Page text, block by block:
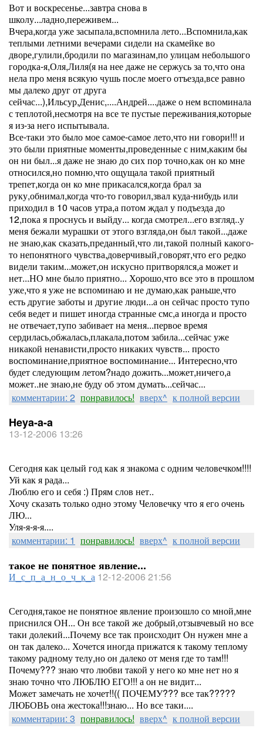
Вот и воскресенье...завтра снова в
школу...ладно,переживем...
Вчера,когда уже засыпала,вспомнила лето...Вспомнила,как
теплыми летними вечерами сидели на скамейке во
дворе,гулили,бродили по магазинам,по улицам небольшого
городка-я,Оля,Лиля(я на нее даже не сержусь за то,что она
нела про меня всякую чушь после моего отъезда,все равно
мы далеко друг от друга
сейчас...),Ильсур,Денис,....Андрей....даже о нем вспоминала
с теплотой,несмотря на все те пустые переживания,которые
я из-за него испытывала.
Все-таки это было мое самое-самое лето,что ни говори!!! и
это были приятные моменты,проведенные с ним,каким бы
он ни был...я даже не знаю до сих пор точно,как он ко мне
относился,но помню,что ощущала такой приятный
трепет,когда он ко мне прикасался,когда брал за
руку,обнимал,когда что-то говорил,звал куда-нибудь или
приходил в 10 часов утра,а потом ждал у подъезда до
12,пока я проснусь и выйду... когда смотрел...его взгляд..у
меня бежали мурашки от этого взгляда,он был такой...даже
не знаю,как сказать,преданный,что ли,такой полный какого-
то непонятного чувства,доверчивый,говорят,что его редко
видели таким...может,он искусно притворялся,а может и
нет...НО мне было приятно... Хорошо,что все это в прошлом
уже,что я уже не вспоминаю и не думаю,как раньше,что
есть другие заботы и другие люди...а он сейчас просто тупо
себя ведет и пишет иногда странные смс,а иногда и просто
не отвечает,тупо забивает на меня...первое время
сердилась,обжалась,плакала,потом забила...сейчас уже
никакой ненависти,просто никаких чувств... просто
воспоминание,приятное воспоминание... Интересно,что
будет следующим летом?надо дожить...может,ничего,а
может..не знаю,не буду об этом думать...сейчас...
комментарии: 2 понравилось! вверх^ к полной версии
Heya-a-a
13-12-2006 13:26
Сегодня как целый год как я знакома с одним человечком!!!!
Уй как я рада...
Люблю его и себя :) Прям слов нет..
Хочу сказать только одно этому Человечку что я его очень
ЛЮ...
Уля-я-я-я....
комментарии: 1 понравилось! вверх^ к полной версии
такое не понятное явление...
И_с_п_а_н_о_ч_к_а 12-12-2006 21:56
Сегодня,такое не понятное явление произошло со мной,мне
приснился ОН... Он все такой же добрый,отзывчевый но все
таки долекий...Почему все так происходит Он нужен мне а
он так далеко... Хочется иногда прижатся к такому теплому
такому радному телу,но он далеко от меня где то там!!!
Почему??? знаю что любви такой у него ко мне нет но я
знаю точно что ЛЮБЛЮ ЕГО!!! а он не видит...
Может замечать не хочет!!(( ПОЧЕМУ??? все так?????
ЛЮБОВЬ она жестока!!!знаю... Но все таки....
комментарии: 3 понравилось! вверх^ к полной версии